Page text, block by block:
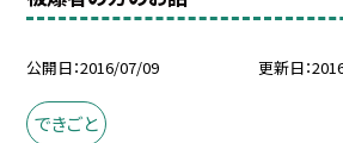
公開日 2016/07/09 更新日
できごと